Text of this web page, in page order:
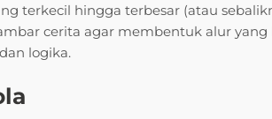
terkecil hingga terbesar (atau
cerita agar membentuk alur yang
logika.